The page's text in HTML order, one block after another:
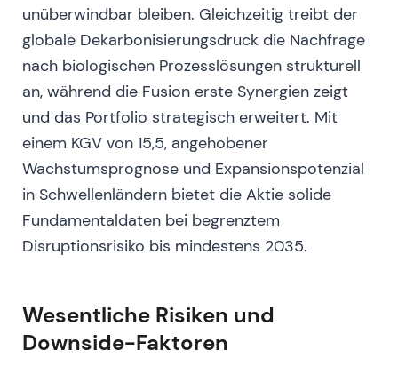
gemeinsamen Laktase-Geschäfts; als Käufer
für das Divestitur-Paket wurde Kerry Group
[58]
Narrativ:Der regulatorische Schatten über
der Transaktion lichtete sich deutlich; die
erforderliche Veräußerung schmälerte den
Umfang des Zusammenschlusses etwas,
machte den Abschluss aber wahrscheinlich –
die Marktstimmung schwenkte von „Deal
gefährdet" zu „Deal kommt, mit
Zugeständnissen".[52][58]
Charttechnik:Aufwärtsimpuls, da die
---
unüberwindbar bleiben. Gleichzeitig treibt der
globale Dekarbonisierungsdruck die Nachfrage
nach biologischen Prozesslösungen strukturell
an, während die Fusion erste Synergien zeigt
und das Portfolio strategisch erweitert. Mit
einem KGV von 15,5, angehobener
Wachstumsprognose und Expansionspotenzial
in Schwellenländern bietet die Aktie solide
Fundamentaldaten bei begrenztem
Disruptionsrisiko bis mindestens 2035.
Wesentliche Risiken und
Downside-Faktoren